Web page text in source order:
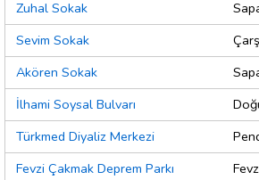
Zuhal Sokak
Sevim Sokak
Akören Sokak
İlhami Soysal Bulvarı
Türkmed Diyaliz Merkezi
Fevzi Çakmak Deprem Parkı